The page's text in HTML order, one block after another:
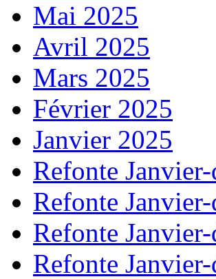
Mai 2025
Avril 2025
Mars 2025
Février 2025
Janvier 2025
Refonte
Refonte
Refonte
Refonte